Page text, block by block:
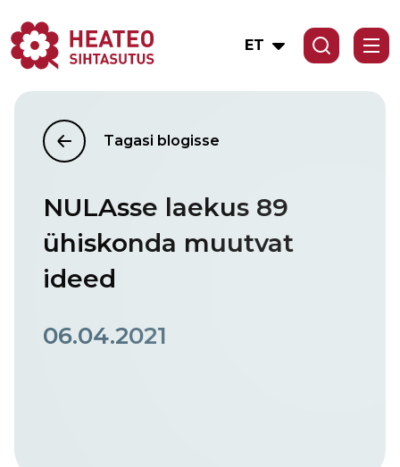
ET
Tagasi blogisse
NULAsse laekus 89
ühiskonda muutvat
ideed
06.04.2021